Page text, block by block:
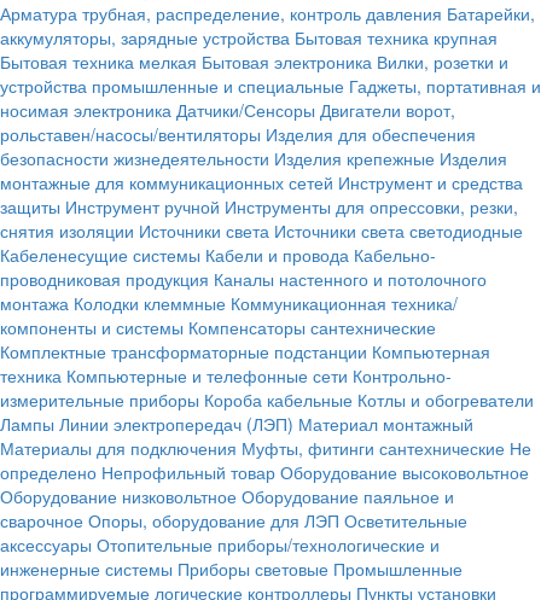
Арматура трубная, распределение, контроль давления Батарейки,
аккумуляторы, зарядные устройства Бытовая техника крупная
Бытовая техника мелкая Бытовая электроника Вилки, розетки и
устройства промышленные и специальные Гаджеты, портативная и
носимая электроника Датчики/Сенсоры Двигатели ворот,
рольставен/насосы/вентиляторы Изделия для обеспечения
безопасности жизнедеятельности Изделия крепежные Изделия
монтажные для коммуникационных сетей Инструмент и средства
защиты Инструмент ручной Инструменты для опрессовки, резки,
снятия изоляции Источники света Источники света светодиодные
Кабеленесущие системы Кабели и провода Кабельно-
проводниковая продукция Каналы настенного и потолочного
монтажа Колодки клеммные Коммуникационная техника/
компоненты и системы Компенсаторы сантехнические
Комплектные трансформаторные подстанции Компьютерная
техника Компьютерные и телефонные сети Контрольно-
измерительные приборы Короба кабельные Котлы и обогреватели
Лампы Линии электропередач (ЛЭП) Материал монтажный
Материалы для подключения Муфты, фитинги сантехнические Не
определено Непрофильный товар Оборудование высоковольтное
Оборудование низковольтное Оборудование паяльное и
сварочное Опоры, оборудование для ЛЭП Осветительные
аксессуары Отопительные приборы/технологические и
инженерные системы Приборы световые Промышленные
программируемые логические контроллеры Пункты установки